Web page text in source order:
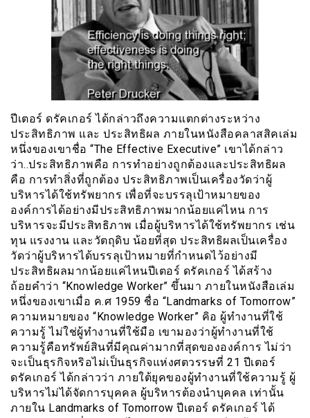
ปีเตอร์ ดรัคเกอร์ ได้กล่าวถึงความแตกต่างระหว่าง
ประสิทธิภาพ และ ประสิทธิผล ภายในหนังสือคลาสสิคเล่ม
หนึ่งของเขาชื่อ “The Effective Executive” เขาได้กล่าว
ว่า..ประสิทธิภาพคือ การทำอย่างถูกต้องและประสิทธิผล
คือ การทำสิ่งที่ถูกต้อง ประสิทธิภาพเป็นเครื่องวัดว่าผู้
บริหารได้ใช้ทรัพยากร เพื่อที่จะบรรลุเป้าหมายของ
องค์การได้อย่างมีประสิทธิภาพมากน้อยแค่ไหน การ
บริหารจะมีประสิทธิภาพ เมื่อผู้บริหารได้ใช้ทรัพยากร เช่น
ทุน แรงงาน และวัตถุดิบ น้อยที่สุด ประสิทธิผลเป็นเครื่อง
วัดว่าผู้บริหารได้บรรลุเป้าหมายที่กำหนดไว้อย่างมี
ประสิทธิผลมากน้อยแค่ไหนปีเตอร์ ดรัคเกอร์ ได้สร้าง
ถ้อยคำว่า “Knowledge Worker” ขึ้นมา ภายในหนังสือเล่ม
หนึ่งของเขาเมื่อ ค.ศ 1959 ชื่อ “Landmarks of Tomorrow”
ความหมายของ “Knowledge Worker” คิอ ผู้ทำงานที่ใช้
ความรู้ ไม่ใช่ผู้ทำงานที่ใช้มือ เขามองว่าผู้ทำงานที่ใช้
ความรู้คือทรัพย์สินที่มีคุณค่ามากที่สุดขององค์การ ไม่ว่า
จะเป็นธุรกิจหริอไม่เป็นธุรกิจแห่งศตวรรษที่ 21 ปีเตอร์
ดรัคเกอร์ ได้กล่าวว่า ภายใต้ยุคของผู้ทำงานที่ใช้ความรู้ ผู้
บริหารไม่ได้จัดการบุคคล ผู้บริหารต้องนำบุคคล เท่านั้น
ภายใน Landmarks of Tomorrow ปีเตอร์ ดรัคเกอร์ ได้